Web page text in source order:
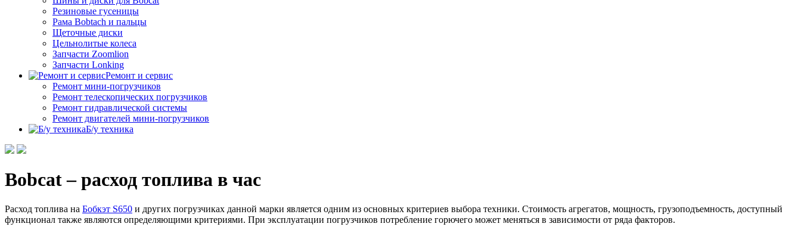
Резиновые гусеницы
Рама Bobtach и пальцы
Щеточные диски
Цельнолитые колеса
Запчасти Zoomlion
Запчасти Lonking
Ремонт и сервис
Ремонт мини-погрузчиков
Ремонт телескопических погрузчиков
Ремонт гидравлической системы
Ремонт двигателей мини-погрузчиков
Б/у техника
Bobcat – расход топлива в час
Расход топлива на Бобкэт S650 и других погрузчиках данной марки является одним из основных критериев выбора техники. Стоимость агрегатов, мощность, грузоподъемность, доступный
функционал также являются определяющими критериями. При эксплуатации погрузчиков потребление горючего может меняться в зависимости от ряда факторов.